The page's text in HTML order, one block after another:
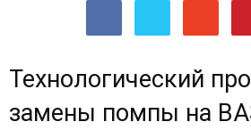
Лада
Технологический
замены помпы на